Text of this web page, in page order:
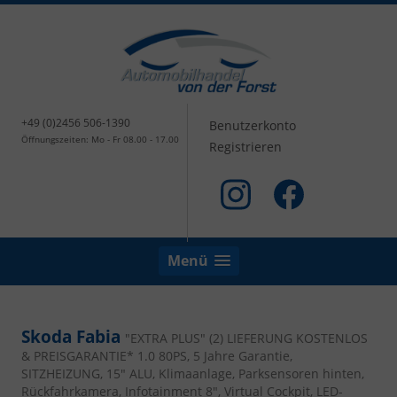
+49 (0)2456 506-1390
Öffnungszeiten: Mo - Fr 08.00 - 17.00
Benutzerkonto
Registrieren
Menü
Skoda Fabia "EXTRA PLUS" (2) LIEFERUNG KOSTENLOS
& PREISGARANTIE* 1.0 80PS, 5 Jahre Garantie,
SITZHEIZUNG, 15" ALU, Klimaanlage, Parksensoren hinten,
Rückfahrkamera, Infotainment 8", Virtual Cockpit, LED-